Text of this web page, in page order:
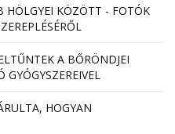
HÖLGYEI KÖZÖTT - FOTÓK
A BŐRÖNDJEI
GYÓGYSZEREIVEL
HOGYAN